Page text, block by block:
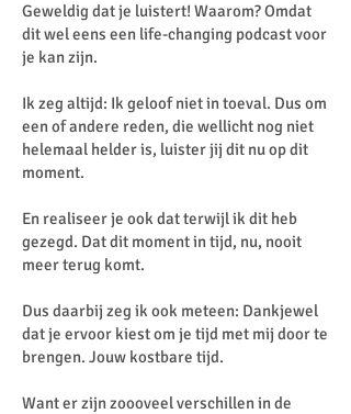
Geweldig dat je luistert! Waarom? Omdat
dit wel eens een life-changing podcast voor
je kan zijn.
Ik zeg altijd: Ik geloof niet in toeval. Dus om
een of andere reden, die wellicht nog niet
helemaal helder is, luister jij dit nu op dit
moment.
En realiseer je ook dat terwijl ik dit heb
gezegd. Dat dit moment in tijd, nu, nooit
meer terug komt.
Dus daarbij zeg ik ook meteen: Dankjewel
dat je ervoor kiest om je tijd met mij door te
brengen. Jouw kostbare tijd.
Want er zijn zoooveel verschillen in de